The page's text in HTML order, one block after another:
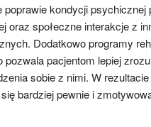
kondycji
oraz społeczne interakcje z
Dodatkowo programy
pozwala pacjentom lepiej
sobie z nimi. W
bardziej pewnie i